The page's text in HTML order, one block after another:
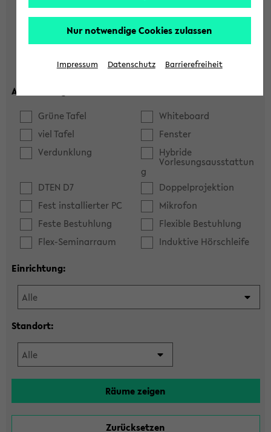
max. Plätze:
Ausstattung:
Grüne Tafel
Whiteboard
viel Tafel
Fenster
Verdunklung
Hybride
Vorlesungsausstattun
g
DTEN D7
Doppelprojektion
Fest installierter PC
Mikrofon
Feste Bestuhlung
Flexible Bestuhlung
Flex-Seminarraum
Induktive Hörschleife
Einrichtung:
Standort:
Nur notwendige Cookies zulassen
Impressum Datenschutz Barrierefreiheit